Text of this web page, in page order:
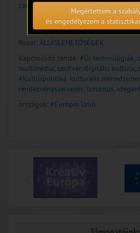
content/uploads/2023/06/
Rovat: ÁLLÁSLEHETŐSÉGEK
Kapcsolódó témák: #Új technológiák,
multimédia, szoftver, digitális kultúra,
#Kultúrpolitika, kulturális
rendezvényszervezés, turizmus,
országok: #Európai Unió
Megértettem a
és engedélyezem a